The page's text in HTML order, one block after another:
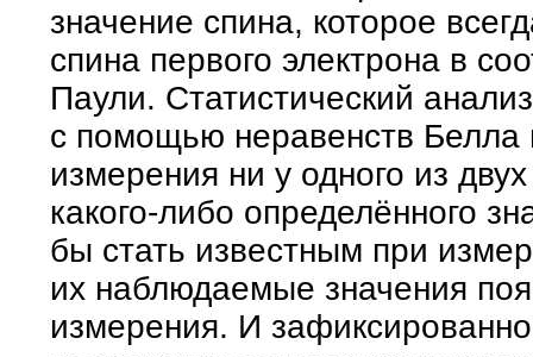
значение спина, которое
спина первого электрона в
Паули. Статистический
с помощью неравенств Белла
измерения ни у одного из
какого-либо определённого
бы стать известным при
их наблюдаемые значения
измерения. И